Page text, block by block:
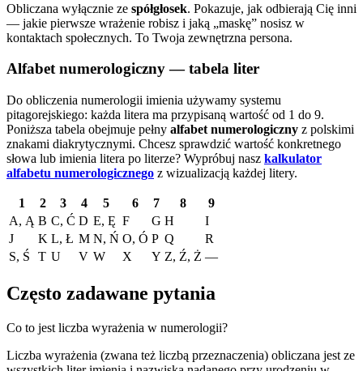
Obliczana wyłącznie ze spółgłosek. Pokazuje, jak odbierają Cię inni
— jakie pierwsze wrażenie robisz i jaką „maskę” nosisz w
kontaktach społecznych. To Twoja zewnętrzna persona.
Alfabet numerologiczny — tabela liter
Do obliczenia numerologii imienia używamy systemu
pitagorejskiego: każda litera ma przypisaną wartość od 1 do 9.
Poniższa tabela obejmuje pełny alfabet numerologiczny z polskimi
znakami diakrytycznymi. Chcesz sprawdzić wartość konkretnego
słowa lub imienia litera po literze? Wypróbuj nasz kalkulator
alfabetu numerologicznego z wizualizacją każdej litery.
1 2 3 4 5 6 7 8
9
A, Ą B C, Ć D E, Ę F G H
I
J
K L, Ł M N, Ń O, Ó P Q
R
S, Ś
T U V W X Y Z, Ź, Ż —
Często zadawane pytania
Co to jest liczba wyrażenia w numerologii?
Liczba wyrażenia (zwana też liczbą przeznaczenia) obliczana jest ze